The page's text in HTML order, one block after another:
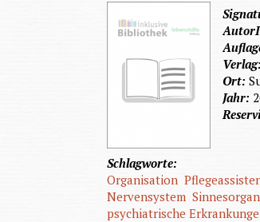
Ort:
Jahr:
Schlagworte:
Organisation
Nervensystem
psychiatrische